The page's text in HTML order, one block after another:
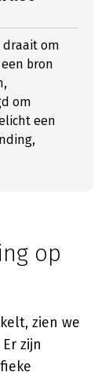
draait om
bron
om
een
op
zien we
zijn